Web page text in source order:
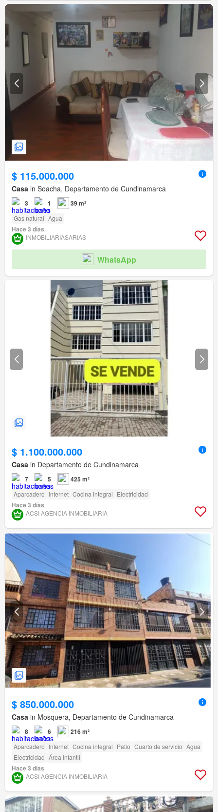
$ 115.000.000
Casa in Soacha, Departamento de Cundinamarca
3 1 39 m²
Gas natural Agua
Hace 3 días
INMOBILIARIASARIAS
WhatsApp
$ 1.100.000.000
Casa in Departamento de Cundinamarca
7 5 425 m²
Aparcadero Internet Cocina integral Electricidad
Hace 3 días
ACSI AGENCIA INMOBILIARIA
$ 850.000.000
Casa in Mosquera, Departamento de Cundinamarca
8 6 216 m²
Aparcadero Internet Cocina integral Patio Cuarto de servicio Agua
Electricidad Área infantil
Hace 3 días
ACSI AGENCIA INMOBILIARIA